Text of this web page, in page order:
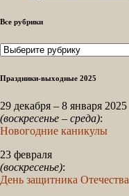
Все рубрики
Все
Праздники-выходные 2025
29 декабря – 8 января 2025
(воскресенье – среда):
Новогодние каникулы
23 февраля
(воскресенье):
День защитника Отечества